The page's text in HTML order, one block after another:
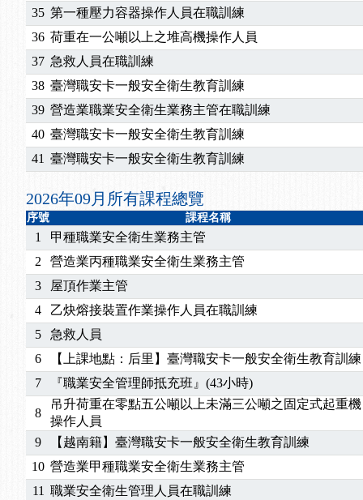
2025/01/21「高壓氣體製造安全主任」、「隧道等襯砌作業主
訓測驗
2025/01/15【線上課程】碳中和核心職能系列課程資訊
2026/07/15【免費研習】115年製造業危害預防職場安衛法令
2026/07/08【中心公告】因應颱風來襲，若遇停班停課消息 補
2026/05/06【產業人才投資】06/03-06/08堆高機課程，政府出
2026/04/24【製程安全評估人員】開課囉
2025/11/11 【中心公告】颱風假11/12停班停課
2025/11/10【中心公告】因應颱風來襲，若遇停班停課消息 補
2025/10/30【進修課程】2026年，課程意見蒐集~
2025/08/20【進修課程】SDS格式百百種？專業講師帶您判斷
2025/08/12【中心公告】因應颱風來襲，若遇停班停課消息 補
2025/07/06 【中心公告】颱風假114/07/07停班停課
2025/06/06【進修課程】～～前導課程看這邊推出囉～～
2025/05/29 【進修課程】前導課程推出公告！
2025/04/28【進修課程】要怎麼進修自我？課程百百種選擇好
2025/01/21「高壓氣體製造安全主任」、「隧道等襯砌作業主
訓測驗
2025/01/15
2026/07/15【免費研習】115年製造業危害預防職場安衛法令
2026/07/08【中心公告】因應颱風來襲，若遇停班停課消息 補
2026/05/06【產業人才投資】06/03-06/08堆高機課程，政府出
2026/04/24 【製程安全評估人員】開課囉
2025/11/11【中心公告】颱風假11/12停班停課
2025/11/10【中心公告】因應颱風來襲，若遇停班停課消息 補
2025/10/30【進修課程】2026年，課程意見蒐集~
2025/08/20【進修課程】SDS格式百百種？專業講師帶您判斷
35 第一種壓力容器操作人員在職訓練
36 荷重在一公噸以上之堆高機操作人員
37 急救人員在職訓練
38 臺灣職安卡一般安全衛生教育訓練
39 營造業職業安全衛生業務主管在職訓練
40 臺灣職安卡一般安全衛生教育訓練
41 臺灣職安卡一般安全衛生教育訓練
2026年09月所有課程總覽
序號 課程名稱
1
甲種職業安全衛生業務主管
2
營造業丙種職業安全衛生業務主管
3
屋頂作業主管
4
乙炔熔接裝置作業操作人員在職訓練
5
急救人員
6
【上課地點：后里】臺灣職安卡一般安全衛生教育訓練
7
『職業安全管理師抵充班』(43小時)
8
吊升荷重在零點五公噸以上未滿三公噸之固定式起重機
操作人員
9
【越南籍】臺灣職安卡一般安全衛生教育訓練
10 營造業甲種職業安全衛生業務主管
11 職業安全衛生管理人員在職訓練